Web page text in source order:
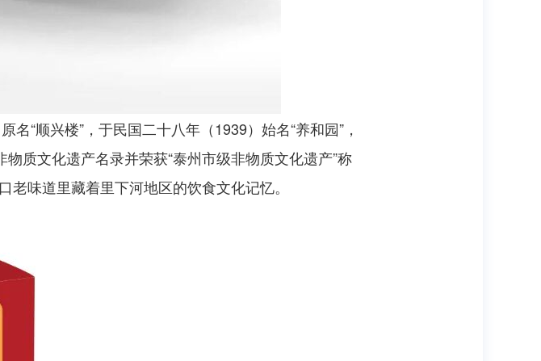
顺兴楼”，于民国二十八年（1939）始名“养和园”，
质文化遗产名录并荣获“泰州市级非物质文化遗产”称
味道里藏着里下河地区的饮食文化记忆。